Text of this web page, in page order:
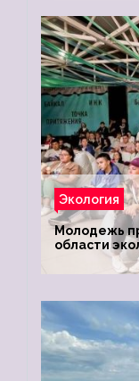
Экология
Молодежь
области